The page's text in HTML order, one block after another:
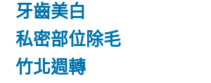
牙齒美白
私密部位除毛
竹北週轉